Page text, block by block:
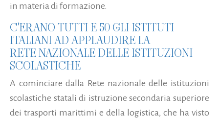
in materia di formazione.
C'ERANO TUTTI E 50 GLI ISTITUTI
ITALIANI AD APPLAUDIRE LA
RETE NAZIONALE DELLE ISTITUZIONI
SCOLASTICHE
A cominciare dalla Rete nazionale delle istituzioni
scolastiche statali di istruzione secondaria superiore
dei trasporti marittimi e della logistica, che ha visto